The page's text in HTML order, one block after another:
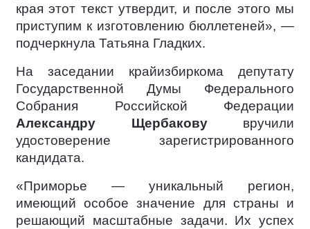
края этот текст утвердит, и после этого мы
приступим к изготовлению бюллетеней», —
подчеркнула Татьяна Гладких.
На заседании крайизбиркома депутату
Государственной Думы Федерального
Собрания Российской Федерации
Александру Щербаковувручили
удостоверение зарегистрированного
кандидата.
«Приморье — уникальный регион,
имеющий особое значение для страны и
решающий масштабные задачи. Их успех